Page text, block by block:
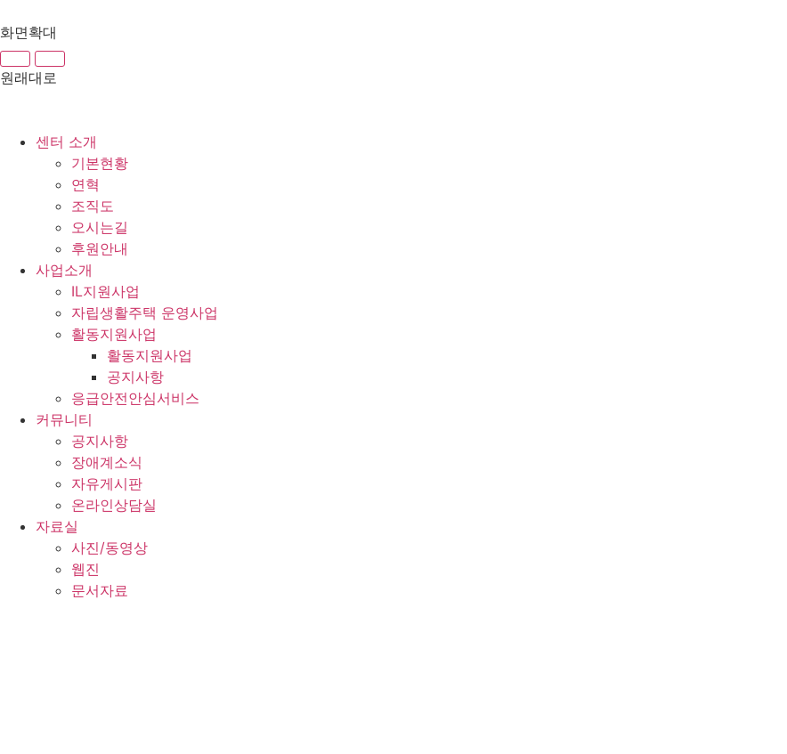
화면확대
원래대로
센터 소개
기본현황
연혁
조직도
오시는길
후원안내
사업소개
IL지원사업
자립생활주택 운영사업
활동지원사업
활동지원사업
공지사항
응급안전안심서비스
커뮤니티
공지사항
장애계소식
자유게시판
온라인상담실
자료실
사진/동영상
웹진
문서자료